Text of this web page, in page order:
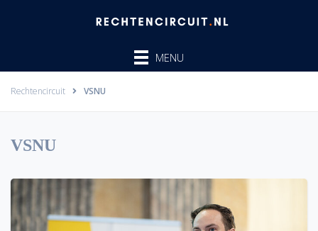
MENU
Rechtencircuit VSNU
VSNU